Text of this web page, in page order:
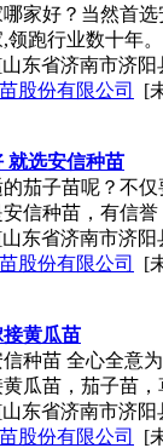
家好？当然首
领跑行业数十年
东省济南市济阳
股份有限公司
[
就选安信种苗
茄子苗呢？不
信种苗，有信誉
东省济南市济阳
股份有限公司
[
黄瓜苗
种苗 全心全意
瓜苗，茄子苗，
东省济南市济阳
股份有限公司
[